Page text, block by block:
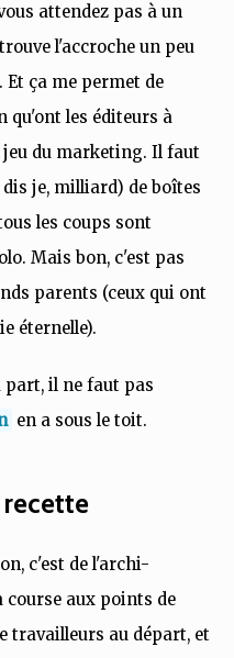
attendez pas à un
l'accroche un peu
ça me permet de
qu'ont les éditeurs à
jeu du marketing. Il faut
je, milliard) de boîtes
les coups sont
Mais bon, c'est pas
parents (ceux qui ont
éternelle).
part, il ne faut pas
en a sous le toit.
c'est de l'archi-
course aux points de
travailleurs au départ, et